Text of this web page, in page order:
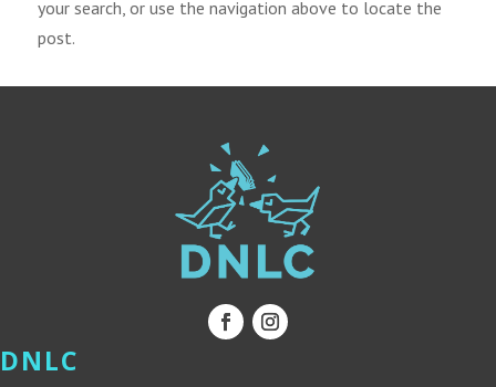
your search, or use the navigation above to locate the
post.
DNLC